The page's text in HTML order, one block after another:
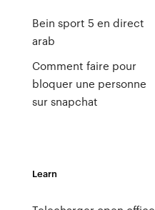
Bein sport 5 en direct
arab
Comment faire pour
bloquer une personne
sur snapchat
Learn